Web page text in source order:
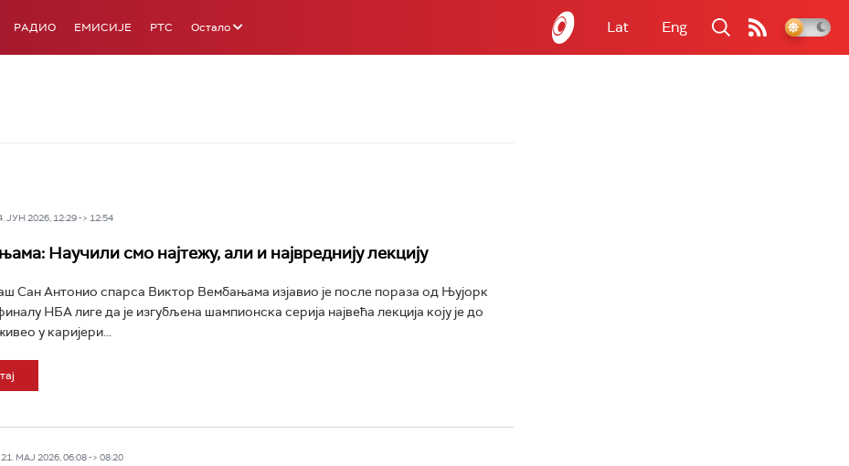
РАДИО ЕМИСИЈЕ РТС Остало Lat Eng
2026, 12:29 -> 12:54
Научили смо најтежу, али и највреднију лекцију
Сан Антонио спарса Виктор Вембањама изјавио је после пораза од Њујорк
НБА лиге да је изгубљена шампионска серија највећа лекција коју је до
у каријери...
МАЈ 2026, 06:08 -> 08:20